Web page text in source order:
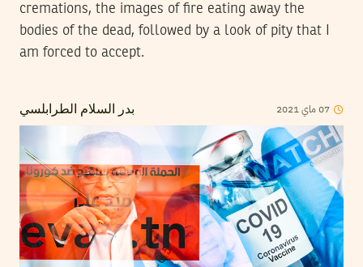
cremations, the images of fire eating away the
bodies of the dead, followed by a look of pity that I
am forced to accept.
بدر السلام الطرابلسي 07ماي2021